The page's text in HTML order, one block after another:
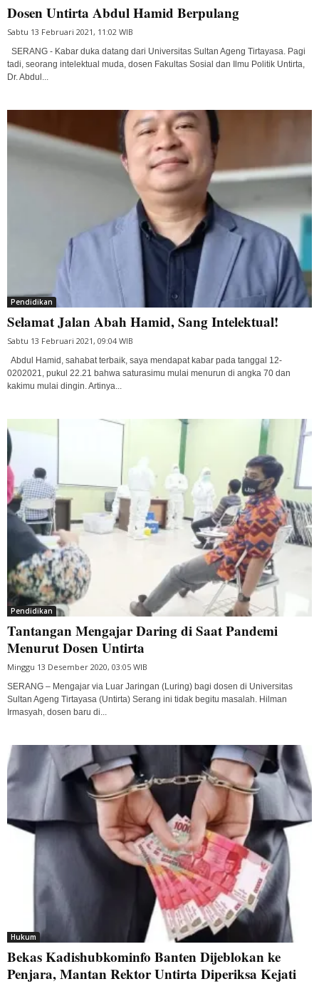
Dosen Untirta Abdul Hamid Berpulang
Sabtu 13 Februari 2021, 11:02 WIB
SERANG - Kabar duka datang dari Universitas Sultan Ageng Tirtayasa. Pagi
tadi, seorang intelektual muda, dosen Fakultas Sosial dan Ilmu Politik Untirta,
Dr. Abdul...
Pendidikan
Selamat Jalan Abah Hamid, Sang Intelektual!
Sabtu 13 Februari 2021, 09:04 WIB
Abdul Hamid, sahabat terbaik, saya mendapat kabar pada tanggal 12-
0202021, pukul 22.21 bahwa saturasimu mulai menurun di angka 70 dan
kakimu mulai dingin. Artinya...
Pendidikan
Tantangan Mengajar Daring di Saat Pandemi
Menurut Dosen Untirta
Minggu 13 Desember 2020, 03:05 WIB
SERANG – Mengajar via Luar Jaringan (Luring) bagi dosen di Universitas
Sultan Ageng Tirtayasa (Untirta) Serang ini tidak begitu masalah. Hilman
Irmasyah, dosen baru di...
Hukum
Bekas Kadishubkominfo Banten Dijeblokan ke
Penjara, Mantan Rektor Untirta Diperiksa Kejati